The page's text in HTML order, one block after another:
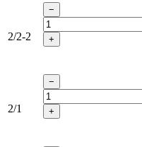
2/2-2
−
+
2/1
−
+